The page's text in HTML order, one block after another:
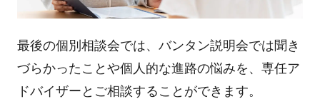
最後の個別相談会では、バンタン説明会では聞き
づらかったことや個人的な進路の悩みを、専任ア
ドバイザーとご相談することができます。